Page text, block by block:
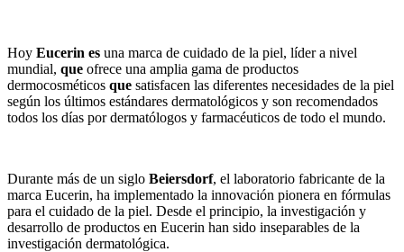
Hoy Eucerin es una marca de cuidado de la piel, líder a nivel
mundial, que ofrece una amplia gama de productos
dermocosméticos que satisfacen las diferentes necesidades de la piel
según los últimos estándares dermatológicos y son recomendados
todos los días por dermatólogos y farmacéuticos de todo el mundo.
Durante más de un siglo Beiersdorf, el laboratorio fabricante de la
marca Eucerin, ha implementado la innovación pionera en fórmulas
para el cuidado de la piel. Desde el principio, la investigación y
desarrollo de productos en Eucerin han sido inseparables de la
investigación dermatológica.